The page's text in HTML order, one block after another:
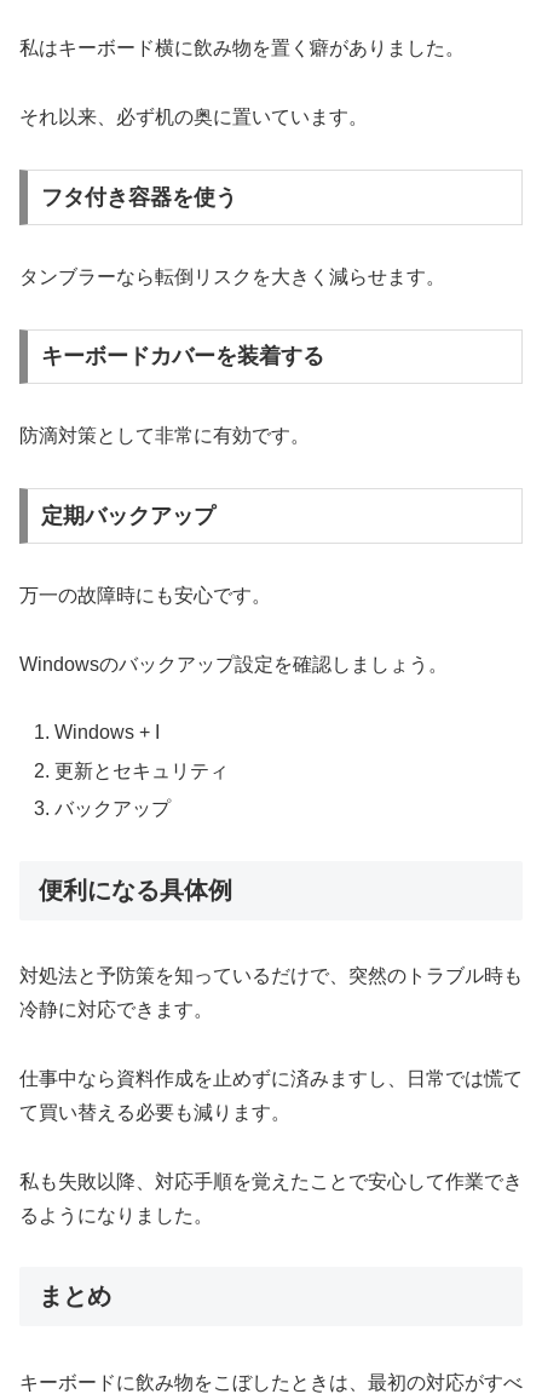
私はキーボード横に飲み物を置く癖がありました。
それ以来、必ず机の奥に置いています。
フタ付き容器を使う
タンブラーなら転倒リスクを大きく減らせます。
キーボードカバーを装着する
防滴対策として非常に有効です。
定期バックアップ
万一の故障時にも安心です。
Windowsのバックアップ設定を確認しましょう。
Windows + I
更新とセキュリティ
バックアップ
便利になる具体例
対処法と予防策を知っているだけで、突然のトラブル時も
冷静に対応できます。
仕事中なら資料作成を止めずに済みますし、日常では慌て
て買い替える必要も減ります。
私も失敗以降、対応手順を覚えたことで安心して作業でき
るようになりました。
まとめ
キーボードに飲み物をこぼしたときは、最初の対応がすべ